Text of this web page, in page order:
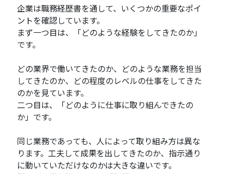
企業は職務経歴書を通して、いくつかの重要なポイ
ントを確認しています。
まず一つ目は、「どのような経験をしてきたのか」
です。
どの業界で働いてきたのか、どのような業務を担当
してきたのか、どの程度のレベルの仕事をしてきた
のかを見ています。
二つ目は、「どのように仕事に取り組んできたの
か」です。
同じ業務であっても、人によって取り組み方は異な
ります。工夫して成果を出してきたのか、指示通り
に動いていただけなのかは大きな違いです。